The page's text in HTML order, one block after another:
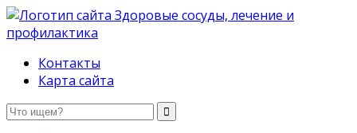
Здоровые сосуды, лечение и профилактика
Контакты
Карта сайта